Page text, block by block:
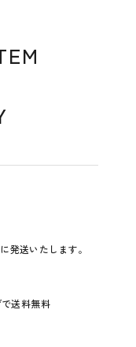
発送いたします。
送料無料